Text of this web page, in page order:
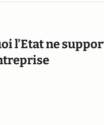
l'Etat ne